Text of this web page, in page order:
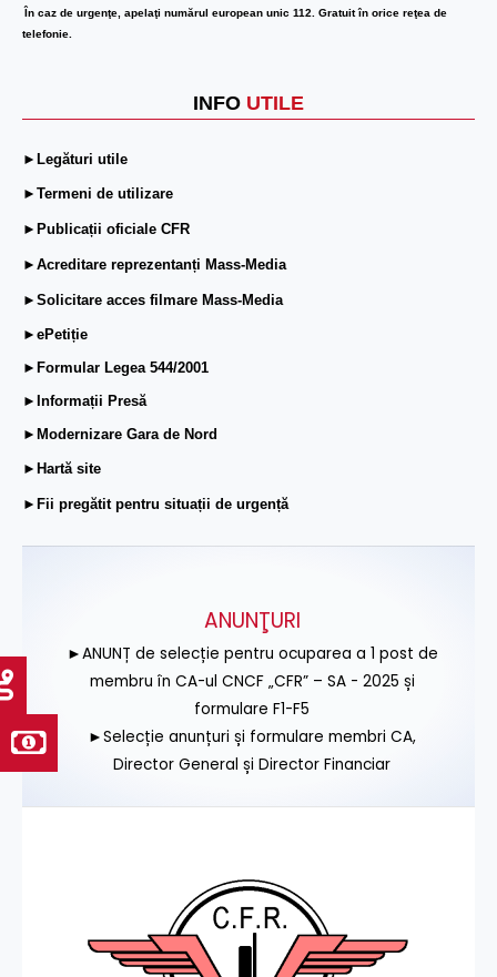
În caz de urgenţe, apelaţi numărul european unic 112. Gratuit în orice reţea de
telefonie.
INFO UTILE
►Legături utile
►Termeni de utilizare
►Publicații oficiale CFR
►Acreditare reprezentanți Mass-Media
►Solicitare acces filmare Mass-Media
►ePetiție
►Formular Legea 544/2001
►Informații Presă
►Modernizare Gara de Nord
►Hartă site
►Fii pregătit pentru situații de urgență
ANUNŢURI
►ANUNȚ de selecție pentru ocuparea a 1 post de
membru în CA-ul CNCF „CFR” – SA - 2025 și
formulare F1-F5
►Selecție anunțuri și formulare membri CA,
Director General și Director Financiar